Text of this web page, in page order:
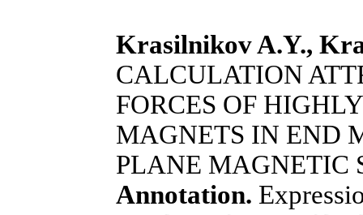
Krasilnikov A.Y.,
CALCULATION
FORCES OF
MAGNETS IN END
PLANE MAGNETIC
Annotation.